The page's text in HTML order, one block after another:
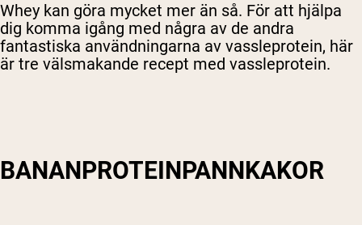
Whey kan göra mycket mer än så. För att hjälpa
dig komma igång med några av de andra
fantastiska användningarna av vassleprotein, här
är tre välsmakande recept med vassleprotein.
BANANPROTEINPANNKAKOR